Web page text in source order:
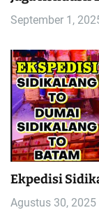
September 1,
Ekpedisi
Agustus 30, 2025